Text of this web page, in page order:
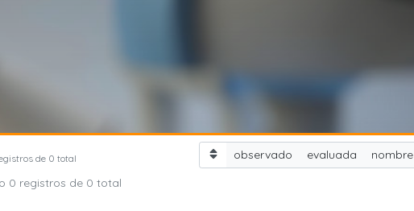
observado evaluada nombre
de 0 total
0 registros de 0 total